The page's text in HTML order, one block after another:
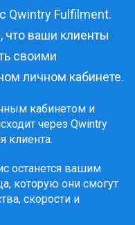
Qwintry Fulfilment.
что ваши клиенты
своими
личном кабинете.
кабинетом и
через Qwintry
клиента.
останется вашим
которую они смогут
скорости и